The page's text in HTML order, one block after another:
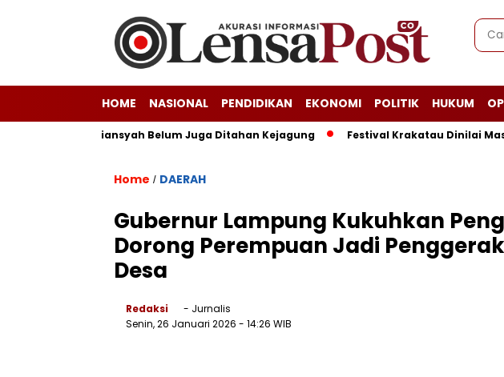
HOME NASIONAL PENDIDIKAN EKONOMI POLITIK HUKUM
Febrie Adriansyah Belum Juga Ditahan Kejagung Festival Krakatau Dinilai Masih
Home / DAERAH
Gubernur Lampung Kukuhkan
Dorong Perempuan Jadi
Desa
Redaksi
- Jurnalis
Senin, 26 Januari 2026 - 14:26 WIB